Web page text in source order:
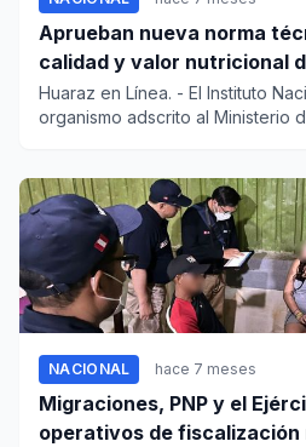
Aprueban nueva norma
calidad y valor nutricional
quinua precocidas
Huaraz en Línea. - El Instituto
organismo adscrito al Ministerio
NACIONAL hace 7 meses
Migraciones, PNP y el
operativos de fiscalización